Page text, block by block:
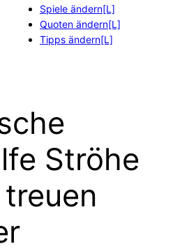
Spiele ändern[L]
Quoten ändern[L]
Tipps ändern[L]
Ströhe